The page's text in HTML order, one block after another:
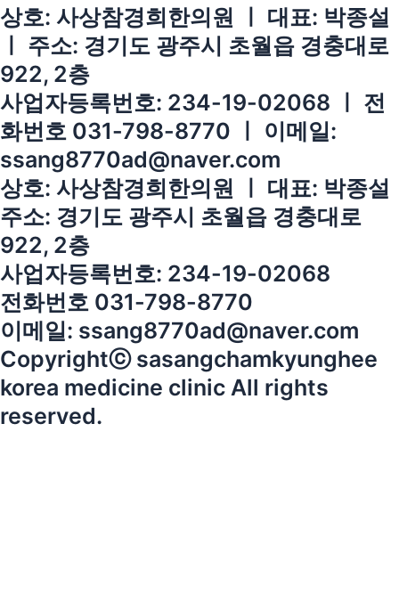
상호: 사상참경희한의원 ㅣ 대표: 박종설
ㅣ 주소: 경기도 광주시 초월읍 경충대로
922, 2층
사업자등록번호: 234-19-02068 ㅣ 전
화번호 031-798-8770 ㅣ 이메일:
ssang8770ad@naver.com
상호: 사상참경희한의원 ㅣ 대표: 박종설
주소: 경기도 광주시 초월읍 경충대로
922, 2층
사업자등록번호: 234-19-02068
전화번호 031-798-8770
이메일: ssang8770ad@naver.com
Copyrightⓒ sasangchamkyunghee
korea medicine clinic All rights
reserved.